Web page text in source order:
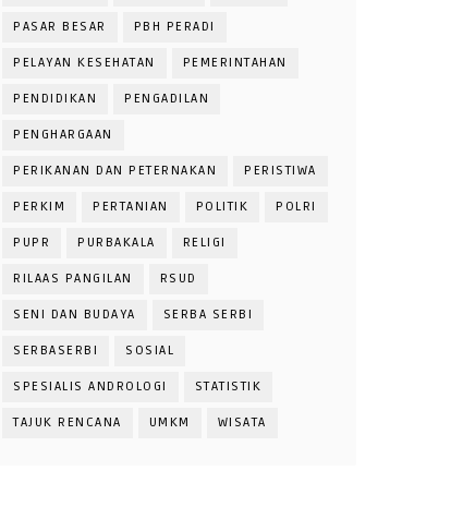
PASAR BESAR PBH PERADI
PELAYAN KESEHATAN PEMERINTAHAN
PENDIDIKAN PENGADILAN
PENGHARGAAN
PERIKANAN DAN PETERNAKAN PERISTIWA
PERKIM PERTANIAN POLITIK POLRI
PUPR PURBAKALA RELIGI
RILAAS PANGILAN RSUD
SENI DAN BUDAYA SERBA SERBI
SERBASERBI SOSIAL
SPESIALIS ANDROLOGI STATISTIK
TAJUK RENCANA UMKM WISATA